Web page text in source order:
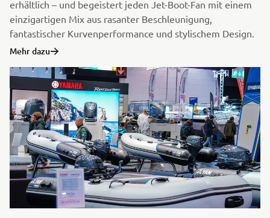
erhältlich – und begeistert jeden Jet-Boot-Fan mit einem
einzigartigen Mix aus rasanter Beschleunigung,
fantastischer Kurvenperformance und stylischem Design.
Mehr dazu